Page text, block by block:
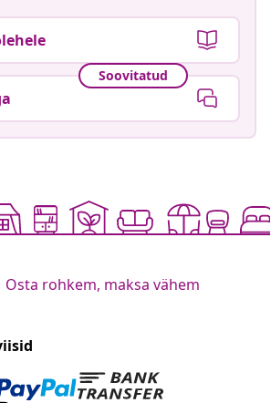
Soovitatud
Osta rohkem, maksa vähem